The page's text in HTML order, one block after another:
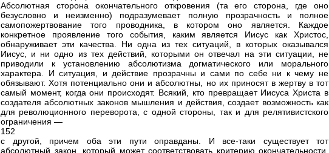
Абсолютная сторона окончательного откровения (та его сторона, где оно
безусловно и неизменно) подразумевает полную прозрачность и полное
самопожертвование того проводника, в котором оно является. Каждое
конкретное проявление того события, каким является Иисус как Христос,
обнаруживает эти качества. Ни одна из тех ситуаций, в которых оказывался
Иисус, и ни одно из тех действий, которыми он отвечал на эти ситуации, не
приводили к установлению абсолютизма догматического или морального
характера. И ситуация, и действие прозрачны и сами по себе ни к чему не
обязывают. Хотя потенциально они и абсолютны, но их приносят в жертву в тот
самый момент, когда они происходят. Всякий, кто превращает Иисуса Христа в
создателя абсолютных законов мышления и действия, создает возможность как
для революционного переворота, с одной стороны, так и для релятивистского
ограничения —
152
с другой, причем оба эти пути оправданы. И все-таки существует тот
абсолютный закон, который может соответствовать критерию окончательности,